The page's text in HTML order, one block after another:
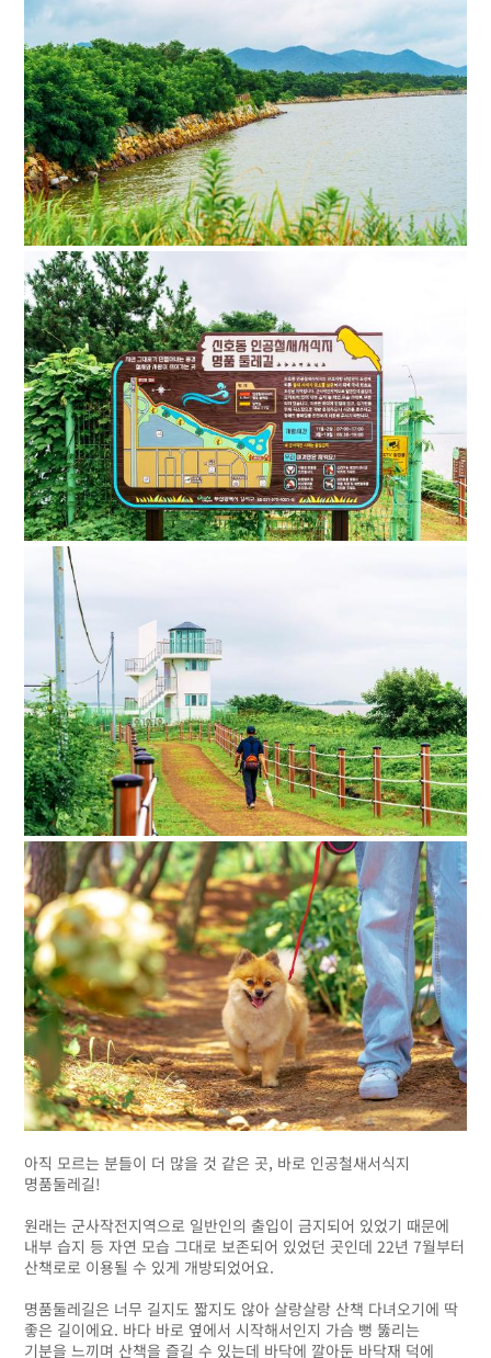
아직 모르는 분들이 더 많을 것 같은 곳, 바로 인공철새서식지
명품둘레길!
원래는 군사작전지역으로 일반인의 출입이 금지되어 있었기 때문에
내부 습지 등 자연 모습 그대로 보존되어 있었던 곳인데 22년 7월부터
산책로로 이용될 수 있게 개방되었어요.
명품둘레길은 너무 길지도 짧지도 않아 살랑살랑 산책 다녀오기에 딱
좋은 길이에요. 바다 바로 옆에서 시작해서인지 가슴 뻥 뚫리는
기분을 느끼며 산책을 즐길 수 있는데 바닥에 깔아둔 바닥재 덕에